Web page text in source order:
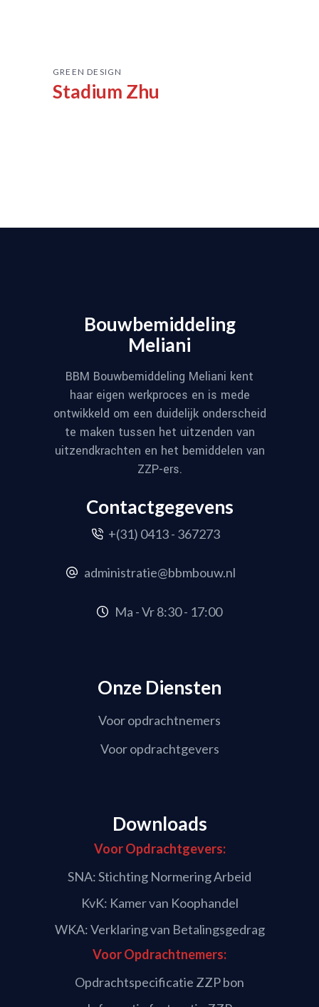
GREEN DESIGN
Stadium Zhu
Bouwbemiddeling
Meliani
BBM Bouwbemiddeling Meliani kent
haar eigen werkproces en is mede
ontwikkeld om een duidelijk onderscheid
te maken tussen het uitzenden van
uitzendkrachten en het bemiddelen van
ZZP-ers.
Contactgegevens
+(31) 0413 - 367273
administratie@bbmbouw.nl
Ma - Vr 8:30 - 17:00
Onze Diensten
Voor opdrachtnemers
Voor opdrachtgevers
Downloads
Voor Opdrachtgevers:
SNA: Stichting Normering Arbeid
KvK: Kamer van Koophandel
WKA: Verklaring van Betalingsgedrag
Voor Opdrachtnemers:
Opdrachtspecificatie ZZP bon